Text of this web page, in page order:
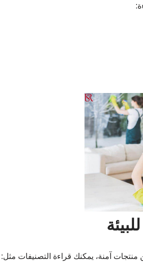
آمنة، يمكنك قراءة التصنيفات مثل: